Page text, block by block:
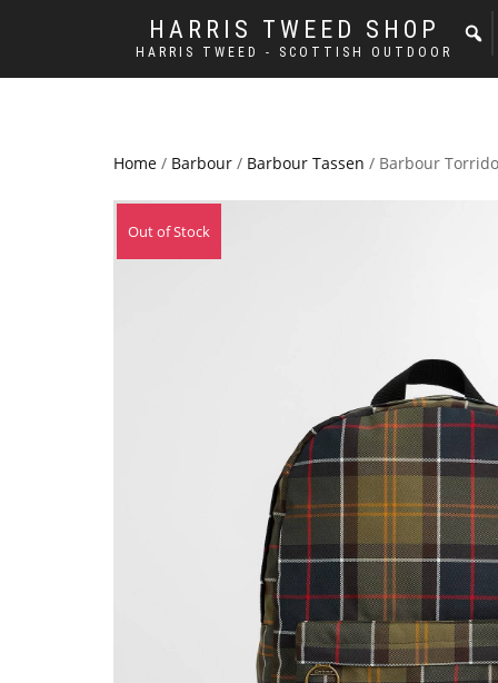
HARRIS TWEED SHOP
HARRIS TWEED - SCOTTISH OUTDOOR
Home / Barbour / Barbour Tassen / Barbour
Out of Stock